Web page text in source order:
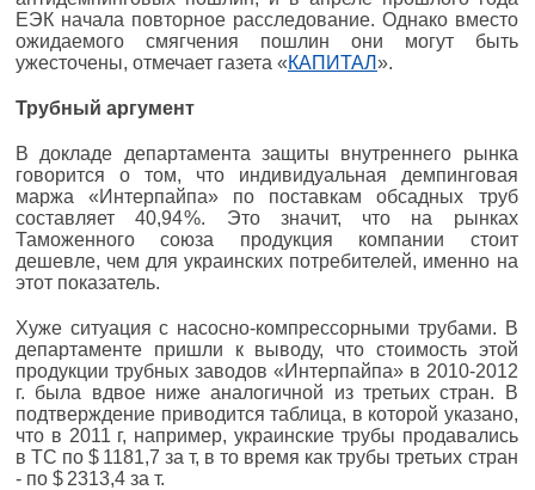
ЕЭК начала повторное расследование. Однако вместо
ожидаемого смягчения пошлин они могут быть
ужесточены, отмечает газета «КАПИТАЛ».
Трубный аргумент
В докладе департамента защиты внутреннего рынка
говорится о том, что индивидуальная демпинговая
маржа «Интерпайпа» по поставкам обсадных труб
составляет 40,94 %. Это значит, что на рынках
Таможенного союза продукция компании стоит
дешевле, чем для украинских потребителей, именно на
этот показатель.
Хуже ситуация с насосно-компрессорными трубами. В
департаменте пришли к выводу, что стоимость этой
продукции трубных заводов «Интерпайпа» в 2010‑2012
г. была вдвое ниже аналогичной из третьих стран. В
подтверждение приводится таблица, в которой указано,
что в 2011 г, например, украинские трубы продавались
в ТС по $ 1181,7 за т, в то время как трубы третьих стран
- по $ 2313,4 за т.